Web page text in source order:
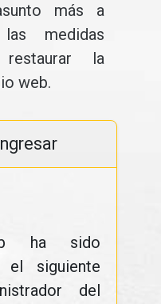
más a
medidas
restaurar la
web.
ha sido
el siguiente
del